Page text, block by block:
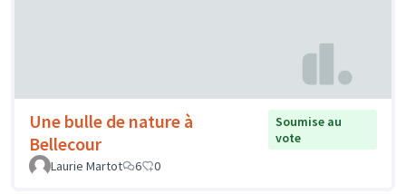
Une bulle de nature à
Bellecour
Soumise au
vote
Laurie Martot
6 0